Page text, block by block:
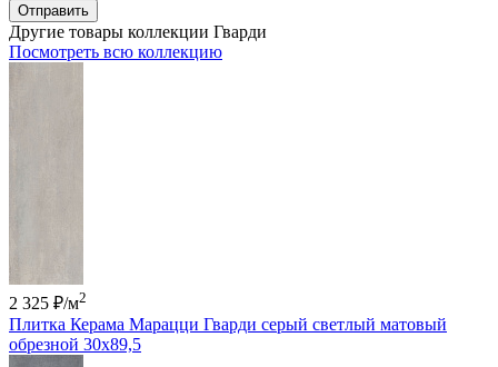
Отправить
Другие товары коллекции Гварди
Посмотреть всю коллекцию
2 325 ₽/м2
Плитка Керама Марацци Гварди серый светлый матовый
обрезной 30x89,5